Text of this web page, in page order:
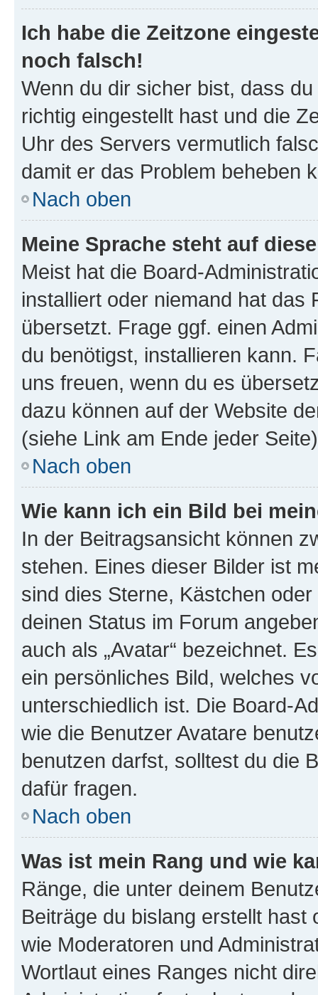
Ich habe die Zeitzone
noch falsch!
Wenn du dir sicher bist, dass
richtig eingestellt hast und die
Uhr des Servers vermutlich
damit er das Problem beheben
Nach oben
Meine Sprache steht auf
Meist hat die Board-
installiert oder niemand hat das
übersetzt. Frage ggf. einen
du benötigst, installieren kann.
uns freuen, wenn du es
dazu können auf der Website
(siehe Link am Ende jeder
Nach oben
Wie kann ich ein Bild bei
In der Beitragsansicht können
stehen. Eines dieser Bilder ist
sind dies Sterne, Kästchen
deinen Status im Forum
auch als „Avatar“ bezeichnet.
ein persönliches Bild, welches
unterschiedlich ist. Die Board-
wie die Benutzer Avatare
benutzen darfst, solltest du die
dafür fragen.
Nach oben
Was ist mein Rang und wie
Ränge, die unter deinem
Beiträge du bislang erstellt
wie Moderatoren und
Wortlaut eines Ranges nicht